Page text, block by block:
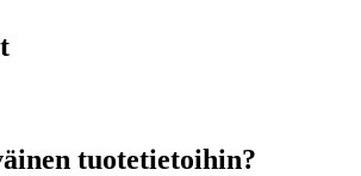
tuotetietoihin?